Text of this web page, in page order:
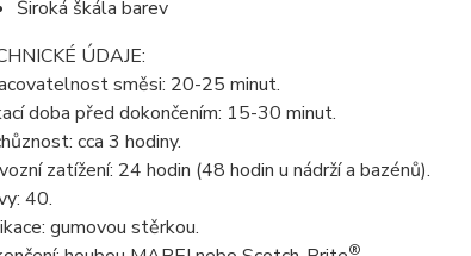
Široká škála barev
ÚDAJE:
směsi: 20-25 minut.
doba před dokončením: 15-30 minut.
cca 3 hodiny.
zatížení: 24 hodin (48 hodin u nádrží a bazénů).
40.
gumovou stěrkou.
®